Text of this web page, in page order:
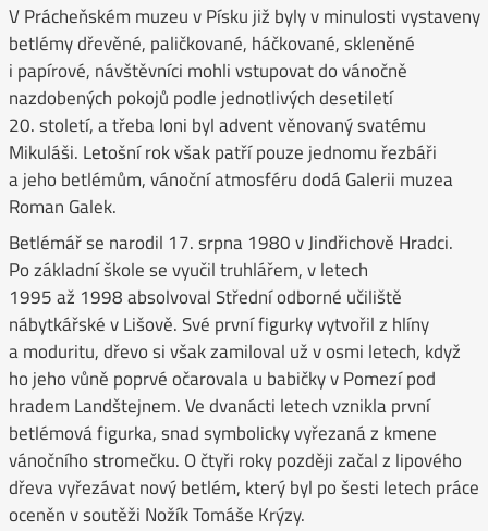
V Prácheňském muzeu v Písku již byly v minulosti vystaveny
betlémy dřevěné, paličkované, háčkované, skleněné
i papírové, návštěvníci mohli vstupovat do vánočně
nazdobených pokojů podle jednotlivých desetiletí
20. století, a třeba loni byl advent věnovaný svatému
Mikuláši. Letošní rok však patří pouze jednomu řezbáři
a jeho betlémům, vánoční atmosféru dodá Galerii muzea
Roman Galek.
Betlémář se narodil 17. srpna 1980 v Jindřichově Hradci.
Po základní škole se vyučil truhlářem, v letech
1995 až 1998 absolvoval Střední odborné učiliště
nábytkářské v Lišově. Své první figurky vytvořil z hlíny
a moduritu, dřevo si však zamiloval už v osmi letech, když
ho jeho vůně poprvé očarovala u babičky v Pomezí pod
hradem Landštejnem. Ve dvanácti letech vznikla první
betlémová figurka, snad symbolicky vyřezaná z kmene
vánočního stromečku. O čtyři roky později začal z lipového
dřeva vyřezávat nový betlém, který byl po šesti letech práce
oceněn v soutěži Nožík Tomáše Krýzy.